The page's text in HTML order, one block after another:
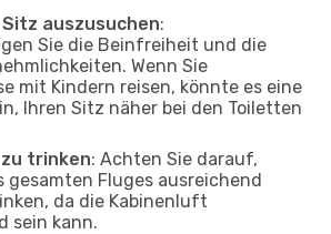
auszusuchen:
Sie die Beinfreiheit und die
Wenn Sie
mit Kindern reisen, könnte es eine
Ihren Sitz näher bei den Toiletten
zu trinken: Achten Sie darauf,
gesamten Fluges ausreichend
da die Kabinenluft
sein kann.